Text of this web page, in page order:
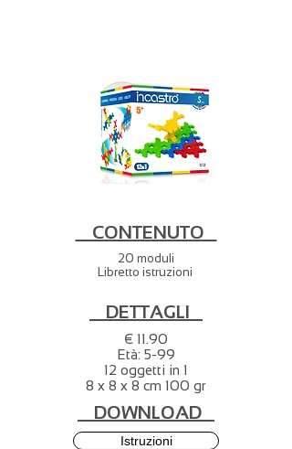
CONTENUTO
20 moduli
Libretto istruzioni
DETTAGLI
€ 11.90
Età: 5-99
12 oggetti in 1
8 x 8 x 8 cm 100 gr
DOWNLOAD
Istruzioni